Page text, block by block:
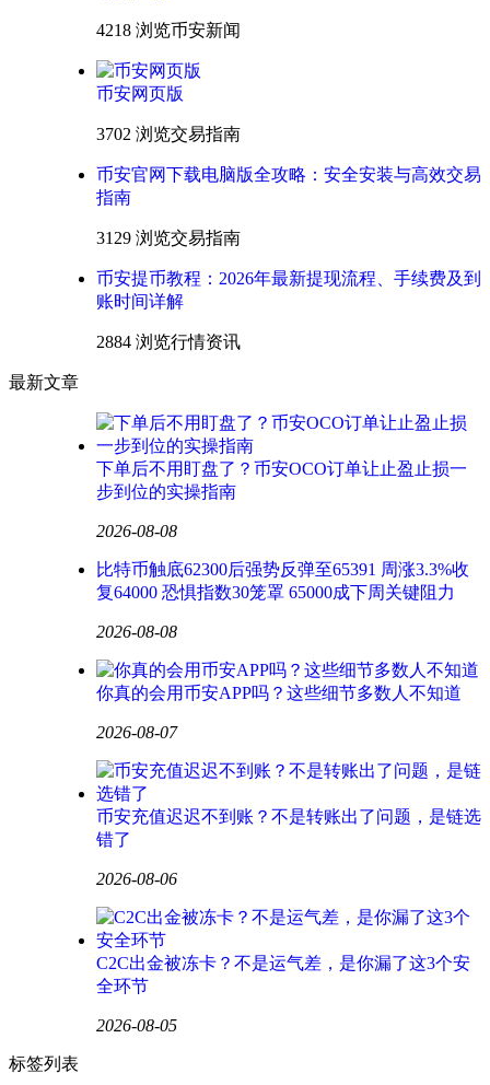
4218 浏览币安新闻
币安网页版
3702 浏览交易指南
币安官网下载电脑版全攻略：安全安装与高效交易
指南
3129 浏览交易指南
币安提币教程：2026年最新提现流程、手续费及到
账时间详解
2884 浏览行情资讯
最新文章
下单后不用盯盘了？币安OCO订单让止盈止损一
步到位的实操指南
2026-08-08
比特币触底62300后强势反弹至65391 周涨3.3%收
复64000 恐惧指数30笼罩 65000成下周关键阻力
2026-08-08
你真的会用币安APP吗？这些细节多数人不知道
2026-08-07
币安充值迟迟不到账？不是转账出了问题，是链选
错了
2026-08-06
C2C出金被冻卡？不是运气差，是你漏了这3个安
全环节
2026-08-05
标签列表